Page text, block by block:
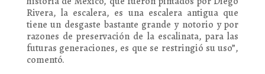
Rivera, la escalera, es una escalera antigua que
tiene un desgaste bastante grande y notorio y por
razones de preservación de la escalinata, para las
futuras generaciones, es que se restringió su uso”,
comentó.